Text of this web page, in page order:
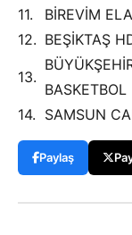
11.
BİREVİM
12. BEŞİKTAŞ
13.
BASKETBOL
14. SAMSUN
Paylaş